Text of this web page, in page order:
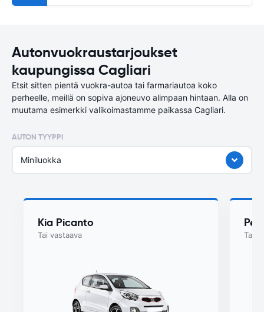
Autonvuokraustarjoukset
kaupungissa Cagliari
Etsit sitten pientä vuokra-autoa tai farmariautoa koko
perheelle, meillä on sopiva ajoneuvo alimpaan hintaan. Alla on
muutama esimerkki valikoimastamme paikassa Cagliari.
AUTON TYYPPI
Miniluokka
Kia Picanto
Tai vastaava Tai